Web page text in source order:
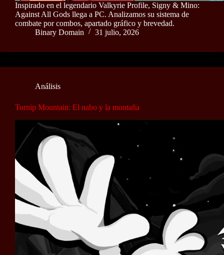
Inspirado en el legendario Valkyrie Profile, Signy & Mino:
Against All Gods llega a PC. Analizamos su sistema de
combate por combos, apartado gráfico y brevedad.
Binary Domain
31 julio, 2026
Análisis
Turnip Mountain: El nabo y la montaña